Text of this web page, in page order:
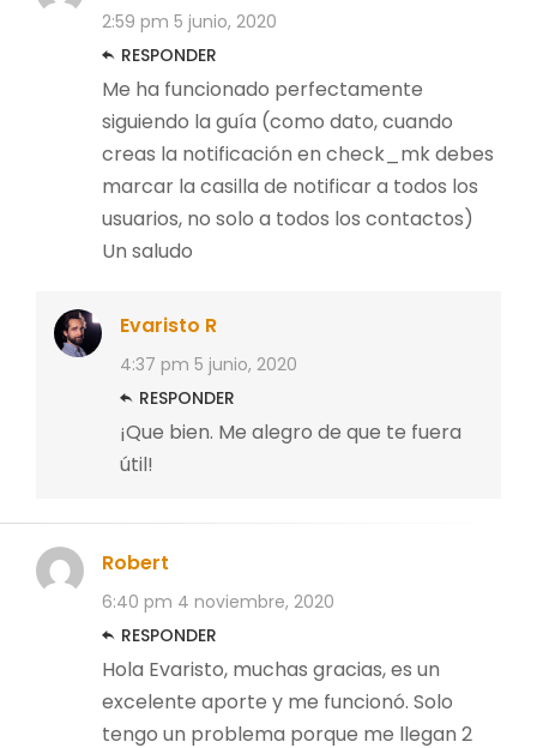
2:59 pm 5 junio, 2020
RESPONDER
Me ha funcionado perfectamente
siguiendo la guía (como dato, cuando
creas la notificación en check_mk debes
marcar la casilla de notificar a todos los
usuarios, no solo a todos los contactos)
Un saludo
Evaristo R
4:37 pm 5 junio, 2020
RESPONDER
¡Que bien. Me alegro de que te fuera
útil!
Robert
6:40 pm 4 noviembre, 2020
RESPONDER
Hola Evaristo, muchas gracias, es un
excelente aporte y me funcionó. Solo
tengo un problema porque me llegan 2